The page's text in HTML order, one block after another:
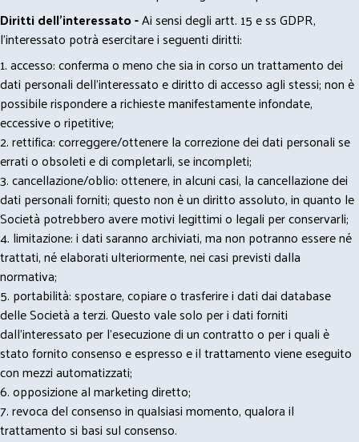
Diritti dell’interessato -Ai sensi degli artt. 15 e ss GDPR,
l’interessato potrà esercitare i seguenti diritti:
1. accesso: conferma o meno che sia in corso un trattamento dei
dati personali dell’interessato e diritto di accesso agli stessi; non è
possibile rispondere a richieste manifestamente infondate,
eccessive o ripetitive;
2. rettifica: correggere/ottenere la correzione dei dati personali se
errati o obsoleti e di completarli, se incompleti;
3. cancellazione/oblio: ottenere, in alcuni casi, la cancellazione dei
dati personali forniti; questo non è un diritto assoluto, in quanto le
Società potrebbero avere motivi legittimi o legali per conservarli;
4. limitazione: i dati saranno archiviati, ma non potranno essere né
trattati, né elaborati ulteriormente, nei casi previsti dalla
normativa;
5. portabilità: spostare, copiare o trasferire i dati dai database
delle Società a terzi. Questo vale solo per i dati forniti
dall’interessato per l’esecuzione di un contratto o per i quali è
stato fornito consenso e espresso e il trattamento viene eseguito
con mezzi automatizzati;
6. opposizione al marketing diretto;
7. revoca del consenso in qualsiasi momento, qualora il
trattamento si basi sul consenso.